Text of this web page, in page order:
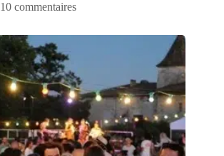
10 commentaires